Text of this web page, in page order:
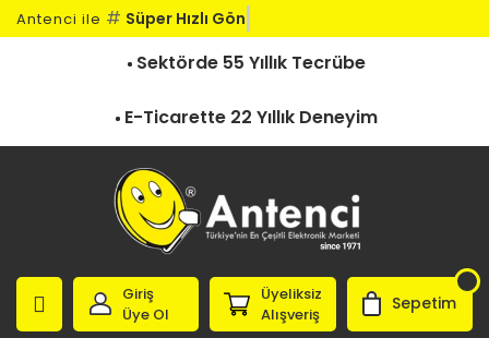
Antenci ile # Süper Hızlı Gönd
Sektörde 55 Yıllık Tecrübe
E-Ticarette 22 Yıllık Deneyim
Giriş
Üye Ol
Üyeliksiz
Alışveriş
Sepetim